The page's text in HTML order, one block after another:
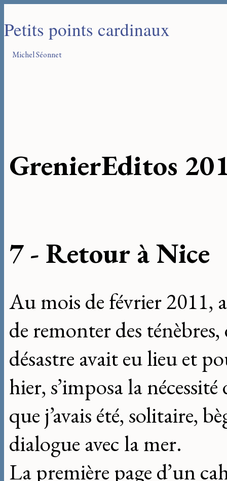
Petits points cardinaux
Michel Séonnet
GrenierEditos
7 - Retour à Nice
Au mois de février 2011,
de remonter des
désastre avait eu lieu et
hier, s’imposa la
que j’avais été, solitaire,
dialogue avec la mer.
La première page d’un